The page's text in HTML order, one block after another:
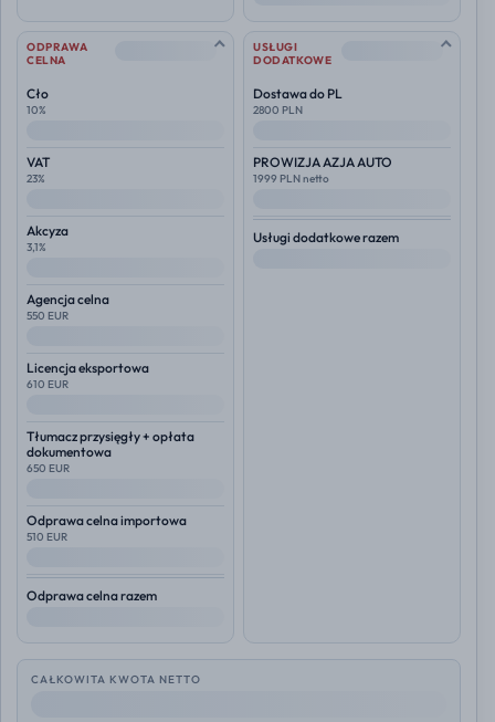
ODPRAWA
CELNA
--
Cło
10%
VAT
23%
Akcyza
3,1%
Agencja celna
550 EUR
Licencja eksportowa
610 EUR
Tłumacz przysięgły + opłata
dokumentowa
650 EUR
Odprawa celna importowa
510 EUR
Odprawa celna razem
USŁUGI
DODATKOWE
--
Dostawa do PL
2800 PLN
PROWIZJA AZJA AUTO
1999 PLN netto
Usługi dodatkowe razem
CAŁKOWITA KWOTA NETTO